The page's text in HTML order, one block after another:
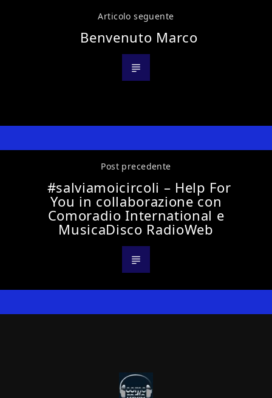
Articolo seguente
Benvenuto Marco
Post precedente
#salviamoicircoli – Help For
You in collaborazione con
Comoradio International e
MusicaDisco RadioWeb